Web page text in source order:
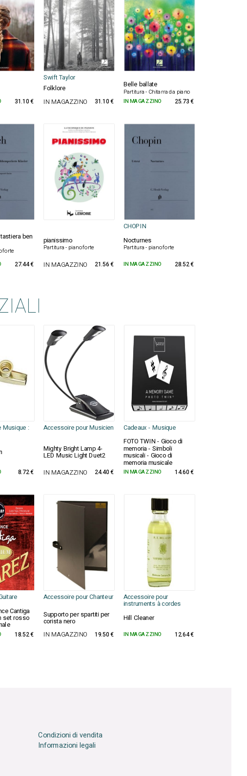
Swift Taylor
Folklore Belle ballate
Partitura - Chitarra da piano
31.10 € IN MAGAZZINO 31.10 € IN MAGAZZINO 25.73 €
CHOPIN
ben pianissimo
Partitura - pianoforte
Nocturnes
Partitura - pianoforte
27.44 € IN MAGAZZINO 21.56 € IN MAGAZZINO 28.52 €
Musique : Accessoire pour Musicien
Cadeaux - Musique
Mighty Bright Lamp 4-
LED Music Light Duet2
FOTO TWIN - Gioco di
memoria - Simboli
musicali - Gioco di
memoria musicale
8.72 € IN MAGAZZINO 24.40 € IN MAGAZZINO 14.60 €
Accessoire pour Chanteur Accessoire pour
instruments à cordes
Cantiga
set rosso Supporto per spartiti per
corista nero Hill Cleaner
18.52 € IN MAGAZZINO 19.50 € IN MAGAZZINO 12.64 €
Condizioni di vendita
Informazioni legali